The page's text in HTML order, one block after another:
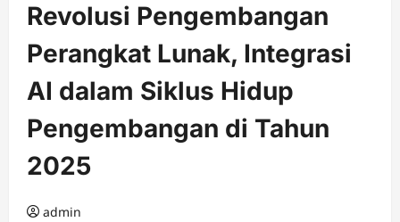
Revolusi Pengembangan
Perangkat Lunak, Integrasi
AI dalam Siklus Hidup
Pengembangan di Tahun
2025
admin